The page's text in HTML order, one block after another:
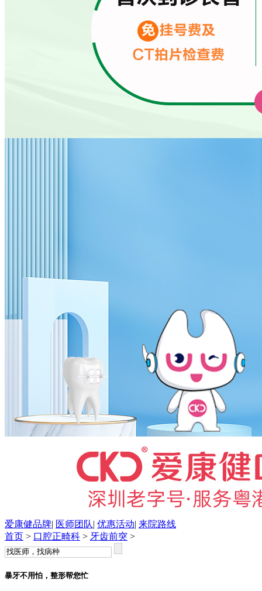
爱康健品牌| 医师团队| 优惠活动| 来院路线
首页 > 口腔正畸科 > 牙齿前突 >
暴牙不用怕，整形帮您忙